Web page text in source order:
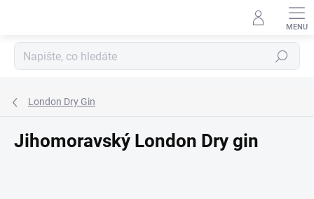
Hledat
London Dry Gin
Jihomoravský London Dry gin